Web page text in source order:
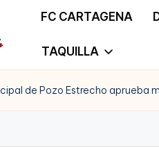
FC CARTAGENA
TAQUILLA
de Pozo Estrecho aprueba